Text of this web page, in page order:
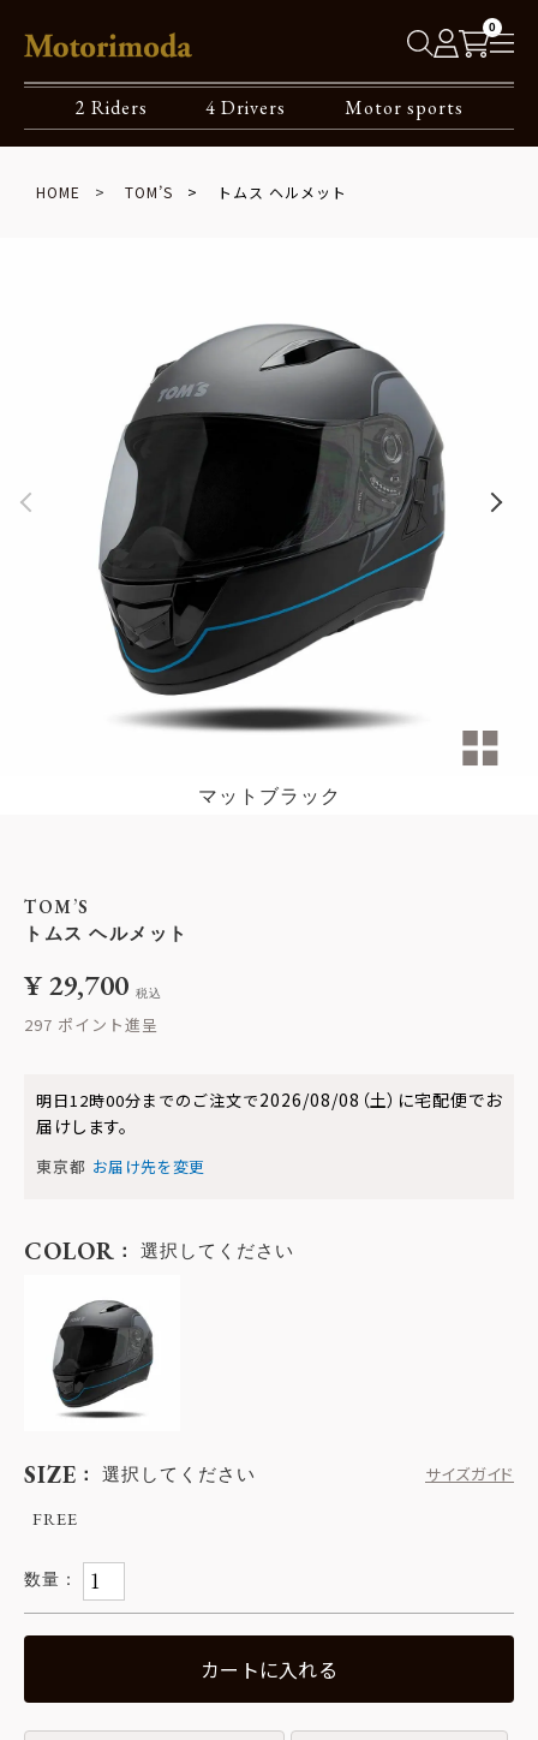
0
2 Riders 4 Drivers Motor sports
HOME TOM’S トムス ヘルメット
マットブラック
TOM’S
トムス ヘルメット
¥29,700 税込
297
明日12時00分までのご注文で2026/08/08（土） に宅配便でお
届けします。
東京都 お届け先を変更
SIZE 選択してください
サイズガイド
FREE
COLOR 選択してください
カートに入れる